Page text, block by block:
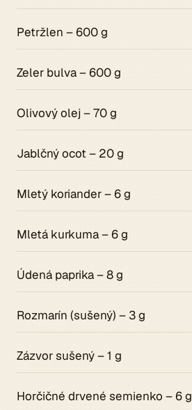
Petržlen – 600 g
Zeler bulva – 600 g
Olivový olej – 70 g
Jablčný ocot – 20 g
Mletý koriander – 6 g
Mletá kurkuma – 6 g
Údená paprika – 8 g
Rozmarín (sušený) – 3 g
Zázvor sušený – 1 g
Horčičné drvené semienko – 6 g